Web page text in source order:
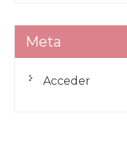
Meta
Acceder